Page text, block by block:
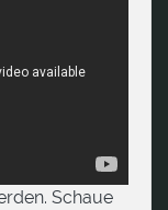
Schaue